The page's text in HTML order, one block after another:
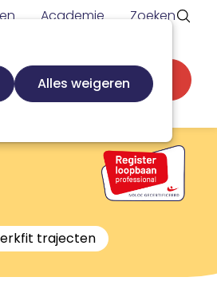
Alles weigerenWord lid
Academie Zoeken
trajecten